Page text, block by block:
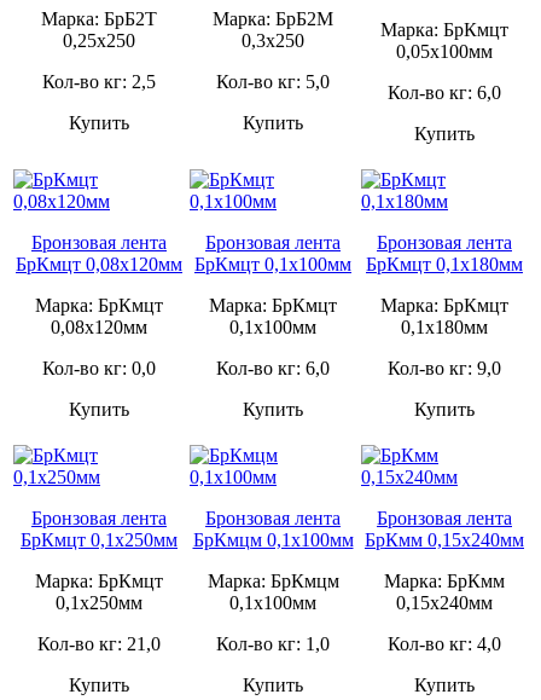
Марка: БрБ2Т
0,25х250
Кол-во кг: 2,5
Купить
Марка: БрБ2М
0,3х250
Кол-во кг: 5,0
Купить
Марка: БрКмцт
0,05х100мм
Кол-во кг: 6,0
Купить
Бронзовая лента
БрКмцт 0,08х120мм
Марка: БрКмцт
0,08х120мм
Кол-во кг: 0,0
Купить
Бронзовая лента
БрКмцт 0,1х100мм
Марка: БрКмцт
0,1х100мм
Кол-во кг: 6,0
Купить
Бронзовая лента
БрКмцт 0,1х180мм
Марка: БрКмцт
0,1х180мм
Кол-во кг: 9,0
Купить
Бронзовая лента
БрКмцт 0,1х250мм
Марка: БрКмцт
0,1х250мм
Кол-во кг: 21,0
Купить
Бронзовая лента
БрКмцм 0,1х100мм
Марка: БрКмцм
0,1х100мм
Кол-во кг: 1,0
Купить
Бронзовая лента
БрКмм 0,15х240мм
Марка: БрКмм
0,15х240мм
Кол-во кг: 4,0
Купить